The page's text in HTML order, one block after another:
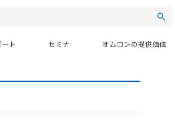
ト セミナ オムロンの提供価値